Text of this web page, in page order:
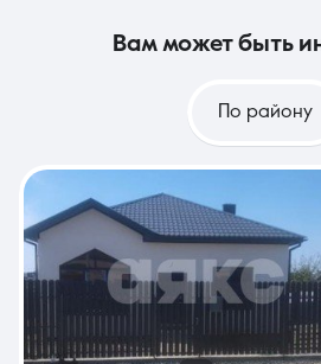
вам может быть
По району